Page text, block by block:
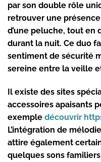
par son double rôle
retrouver une
d’une peluche, tout en
durant la nuit. Ce duo
sentiment de sécurité
sereine entre la veille
Il existe des sites
accessoires apaisants
exemple découvrir
L’intégration de
attire également
quelques sons